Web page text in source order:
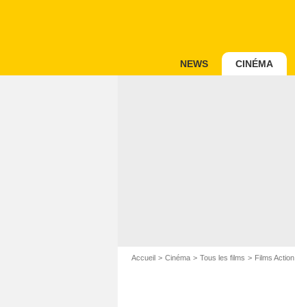
NEWS CINÉMA
Accueil Cinéma Tous les films Films Action